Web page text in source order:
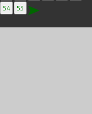
54 55